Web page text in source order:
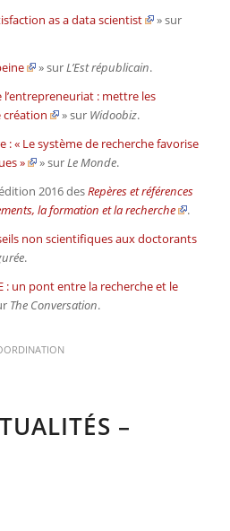
as a data scientist
» sur
» surL’Est républicain.
: mettre les
création
» sur Widoobiz.
: « Le système de recherche favorise
»
» surLe Monde.
2016 desRepères et références
la formation et la recherche
.
non scientifiques aux doctorants
.
: un pont entre la recherche et le
The Conversation.
–